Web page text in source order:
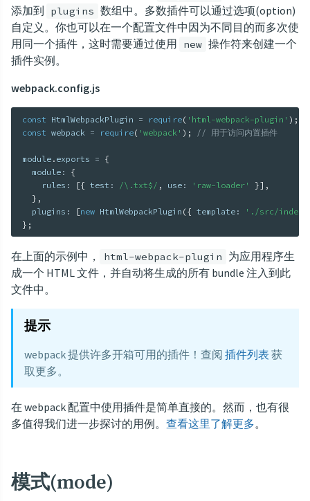
添加到
plugins 数组中。多数插件可以通过选项(option)
自定义。你也可以在一个配置文件中因为不同目的而多次使
用同一个插件，这时需要通过使用
new 操作符来创建一个
插件实例。
webpack.config.js
const HtmlWebpackPlugin = require( 'html-webpack-plugin' ) ;
const webpack = require( 'webpack' ) ; // 用于访问内置插件
module . exports = {
  module
:
{
    rules
: [{ test : /\.txt$/ , use : 'raw-loader' }] ,
} ,
  plugins
: [new HtmlWebpackPlugin ( { template :
'./src/
} ;
在上面的示例中， html-webpack-plugin
为应用程序生
成一个 HTML 文件，并自动将生成的所有 bundle 注入到此
文件中。
提示
webpack 提供许多开箱可用的插件！查阅 插件列表 获
取更多。
在 webpack 配置中使用插件是简单直接的。然而，也有很
多值得我们进一步探讨的用例。 查看这里了解更多。
模式(mode)